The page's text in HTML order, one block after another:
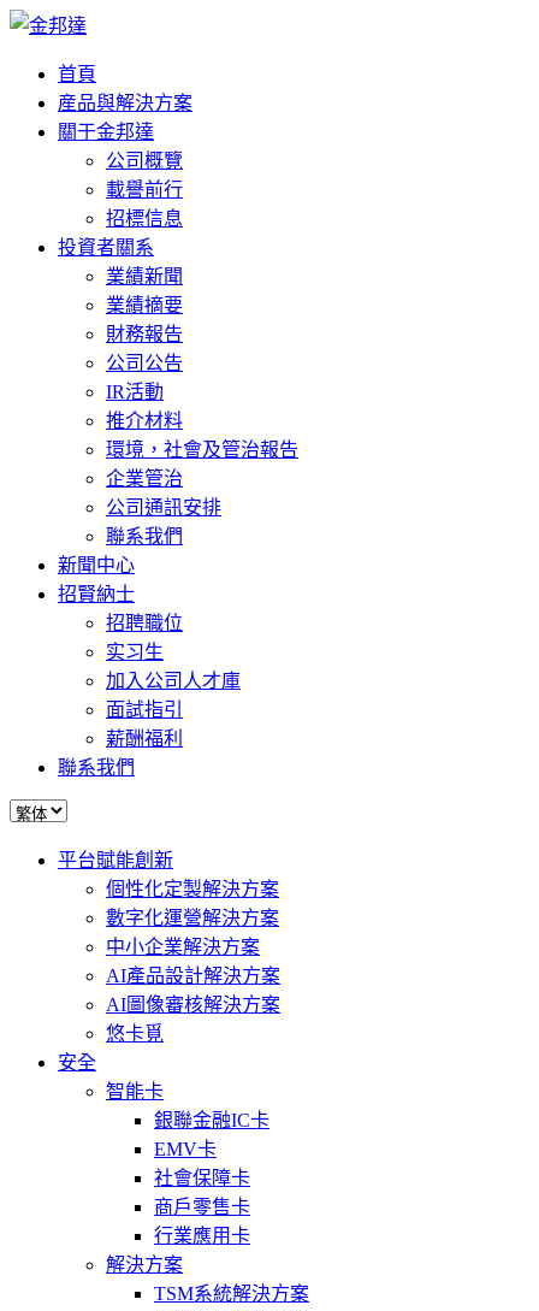
首頁
産品與解決方案
關于金邦達
公司概覽
載譽前行
招標信息
投資者關系
業績新聞
業績摘要
財務報告
公司公告
IR活動
推介材料
環境，社會及管治報告
企業管治
公司通訊安排
聯系我們
新聞中心
招賢納士
招聘職位
实习生
加入公司人才庫
面試指引
薪酬福利
聯系我們
平台賦能創新
個性化定製解決方案
數字化運營解決方案
中小企業解決方案
AI產品設計解決方案
AI圖像審核解決方案
悠卡覓
安全
智能卡
銀聯金融IC卡
EMV卡
社會保障卡
商戶零售卡
行業應用卡
解決方案
TSM系統解決方案